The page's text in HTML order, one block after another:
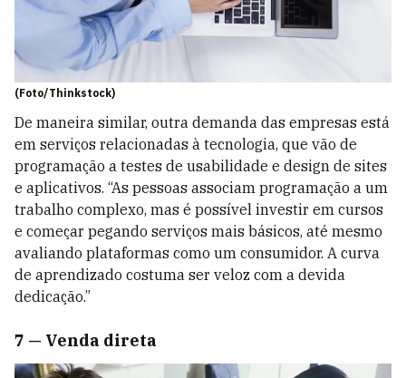
(Foto/Thinkstock)
De maneira similar, outra demanda das empresas está
em serviços relacionadas à tecnologia, que vão de
programação a testes de usabilidade e design de sites
e aplicativos. “As pessoas associam programação a um
trabalho complexo, mas é possível investir em cursos
e começar pegando serviços mais básicos, até mesmo
avaliando plataformas como um consumidor. A curva
de aprendizado costuma ser veloz com a devida
dedicação.”
7 — Venda direta